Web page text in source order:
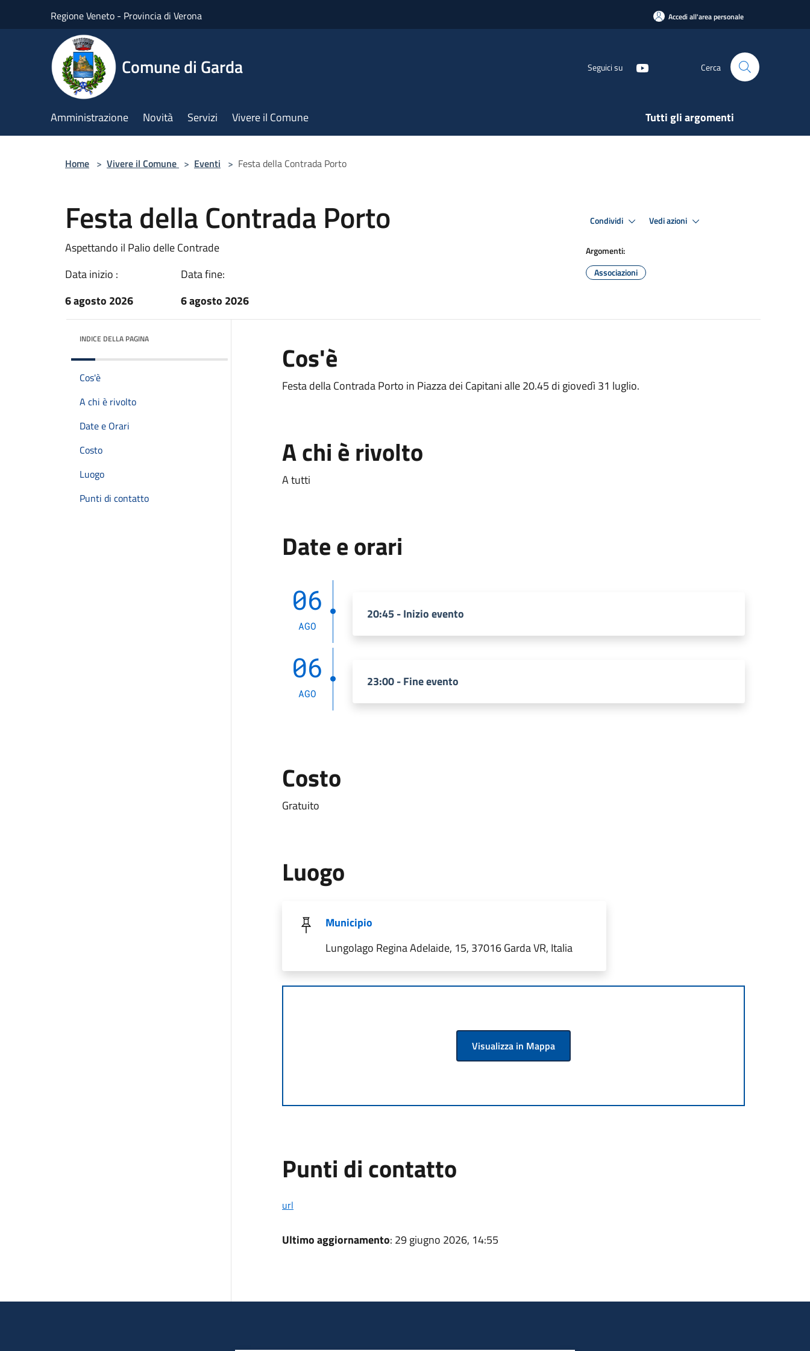
Regione Veneto - Provincia di Verona Accedi all'area personale
Comune di Garda Seguici su Cerca
Amministrazione Novità Servizi Vivere il Comune Tutti gli argomenti
Home > Vivere il Comune > Eventi > Festa della Contrada Porto
Festa della Contrada Porto
Aspettando il Palio delle Contrade
Data inizio :
6 agosto 2026
Data fine:
6 agosto 2026
Condividi Vedi azioni
Argomenti:
Associazioni
INDICE DELLA PAGINA
Cos'è
A chi è rivolto
Date e Orari
Costo
Luogo
Punti di contatto
Cos'è
Festa della Contrada Porto in Piazza dei Capitani alle 20.45 di giovedì 31 luglio.
A chi è rivolto
A tutti
Date e orari
06
AGO
20:45 - Inizio evento
06
AGO
23:00 - Fine evento
Costo
Gratuito
Luogo
Municipio
Lungolago Regina Adelaide, 15, 37016 Garda VR, Italia
Visualizza in Mappa
Punti di contatto
url
Ultimo aggiornamento: 29 giugno 2026, 14:55